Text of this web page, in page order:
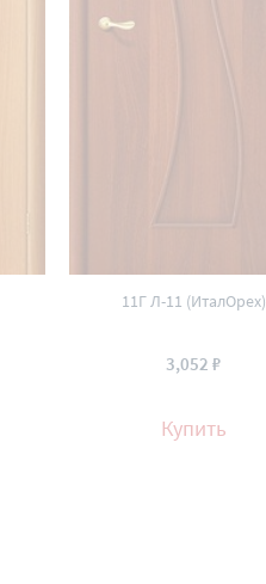
11Г Л-11 (ИталОрех)
3,052 ₽
Купить